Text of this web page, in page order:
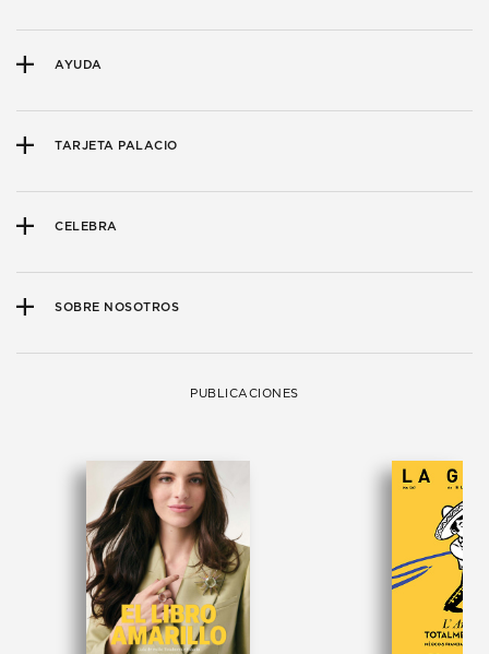
AYUDA
TARJETA PALACIO
CELEBRA
SOBRE NOSOTROS
PUBLICACIONES